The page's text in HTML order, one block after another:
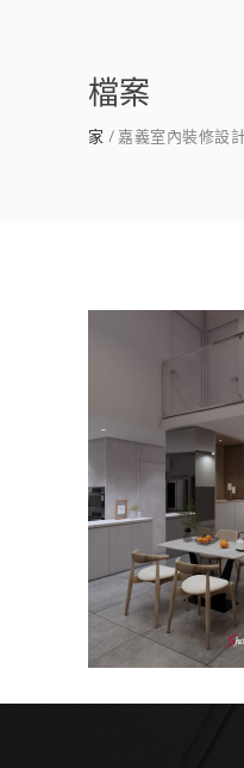
檔案
家 嘉義室內裝修設
嘉義室內設
設計×新成屋
公寓/大樓/ 客餐廳